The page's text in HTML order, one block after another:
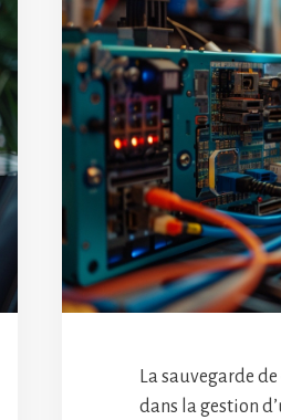
La sauvegarde
dans la gestion